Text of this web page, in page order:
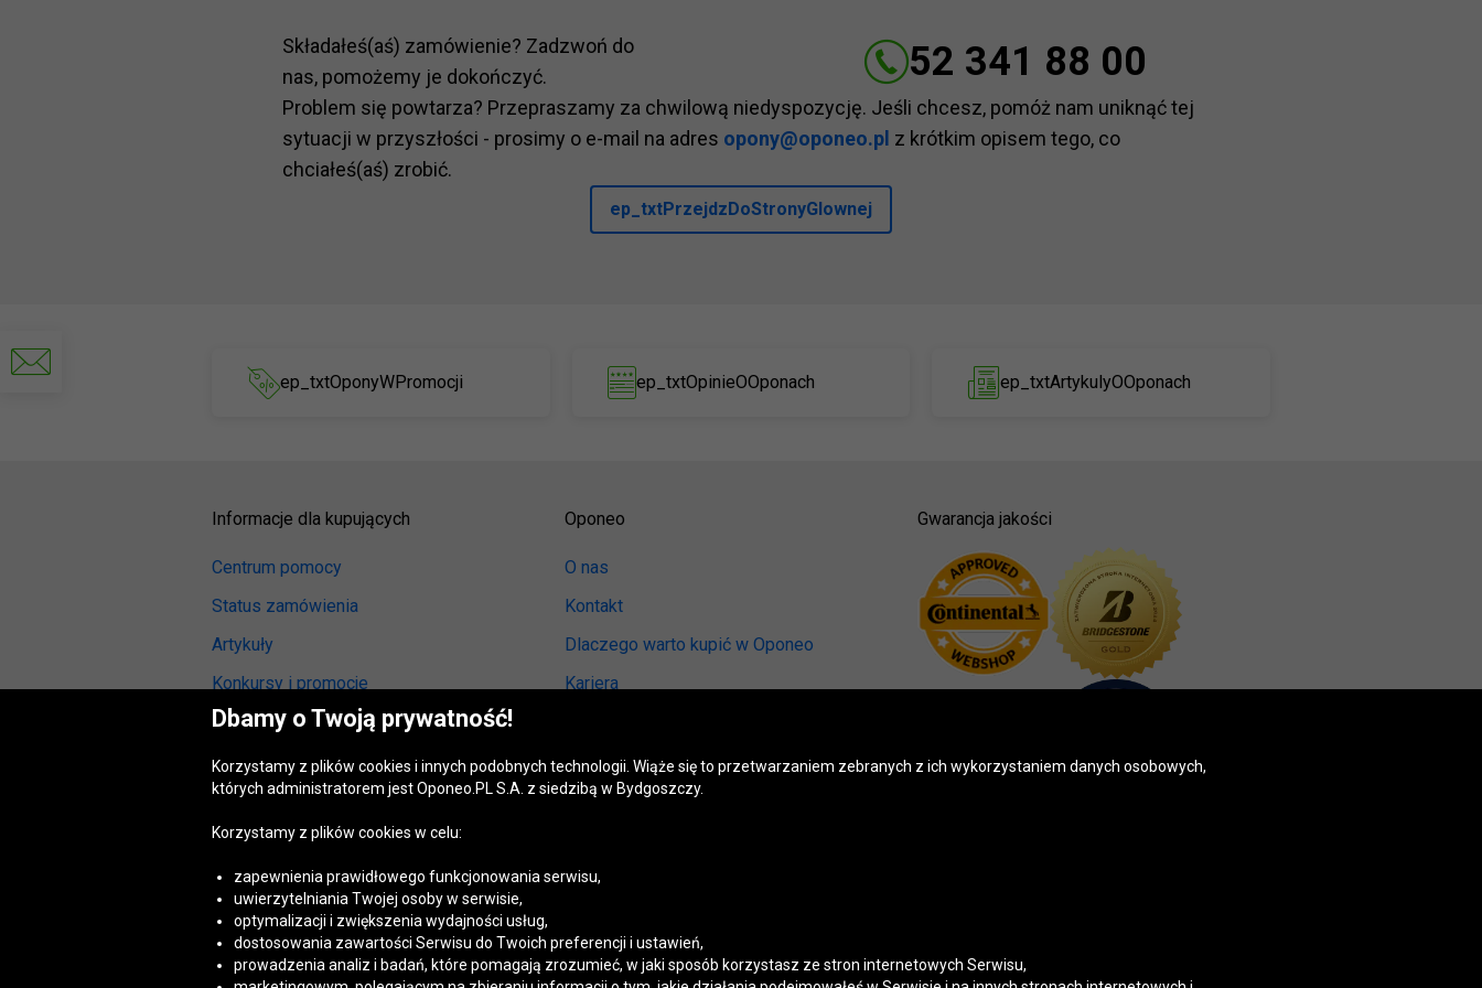
Składałeś(aś) zamówienie? Zadzwoń do
nas, pomożemy je dokończyć.
52 341 88 00
Problem się powtarza? Przepraszamy za chwilową niedyspozycję. Jeśli chcesz, pomóż nam uniknąć tej
sytuacji w przyszłości - prosimy o e-mail na adres opony@oponeo.pl z krótkim opisem tego, co
chciałeś(aś) zrobić.
ep_txtPrzejdzDoStronyGlownej
ep_txtOponyWPromocji ep_txtOpinieOOponach ep_txtArtykulyOOponach
Informacje dla kupujących
Centrum pomocy
Status zamówienia
Artykuły
Konkursy i promocje
Odstąpienie od umowy
Reklamacja gwarancyjna
Opinie o oponach
Akt o usługach cyfrowych(DSA)
Dostępność cyfrowa
Oponeo
O nas
Kontakt
Dlaczego warto kupić w Oponeo
Kariera
Biuro prasowe
Kręci nas recykling
Mapa fotoradarów
Ustawienia cookies
Gwarancja jakości
Dbamy o Twoją prywatność!
Korzystamy z plików cookies i innych podobnych technologii. Wiąże się to przetwarzaniem zebranych z ich wykorzystaniem danych osobowych,
których administratorem jest Oponeo.PL S.A. z siedzibą w Bydgoszczy.
Korzystamy z plików cookies w celu:
zapewnienia prawidłowego funkcjonowania serwisu,
uwierzytelniania Twojej osoby w serwisie,
optymalizacji i zwiększenia wydajności usług,
dostosowania zawartości Serwisu do Twoich preferencji i ustawień,
prowadzenia analiz i badań, które pomagają zrozumieć, w jaki sposób korzystasz ze stron internetowych Serwisu,